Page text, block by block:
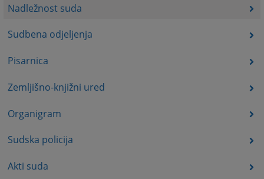
Nadležnost suda
Sudbena odjeljenja
Pisarnica
Zemljišno-knjižni ured
Organigram
Sudska policija
Akti suda